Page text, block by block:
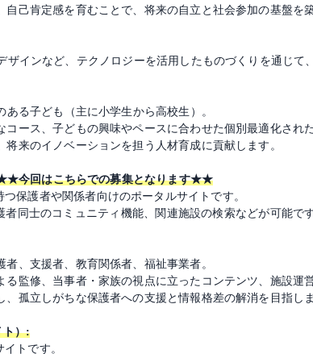
己肯定感を育むことで、将来の自立と社会参加の基盤を
ザインなど、テクノロジーを活用したものづくりを通じて
る子ども（主に小学生から高校生）。
ース、子どもの興味やペースに合わせた個別最適化され
来のイノベーションを担う人材育成に貢献します。
今回はこちらでの募集となります★★
保護者や関係者向けのポータルサイトです。
同士のコミュニティ機能、関連施設の検索などが可能で
、支援者、教育関係者、福祉事業者。
監修、当事者・家族の視点に立ったコンテンツ、施設運
孤立しがちな保護者への支援と情報格差の解消を目指し
ト）:
トです。